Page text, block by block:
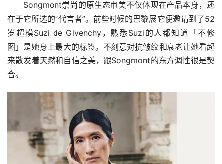
Songmont崇尚的原生态审美不仅体现在产品本身，还
在于它所选的“代言者”。前些时候的巴黎展它便邀请到了52
岁超模Suzi de Givenchy，熟悉Suzi的人都知道「不修
图」是她身上最大的标签。不刻意对抗皱纹和衰老让她看起
来散发着天然和自信之美，跟Songmont的东方调性很是契
合。